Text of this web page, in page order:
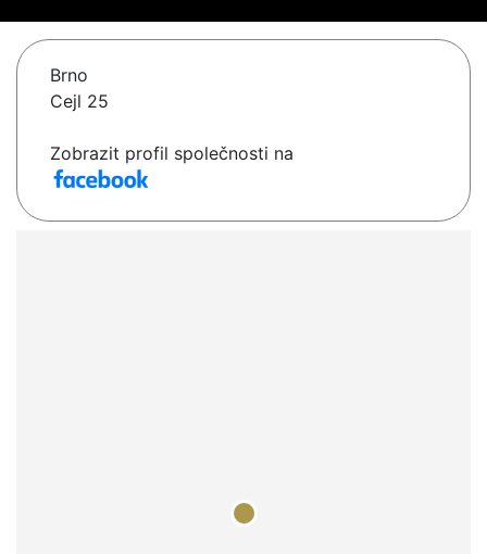
Brno
Cejl 25
Zobrazit profil společnosti na